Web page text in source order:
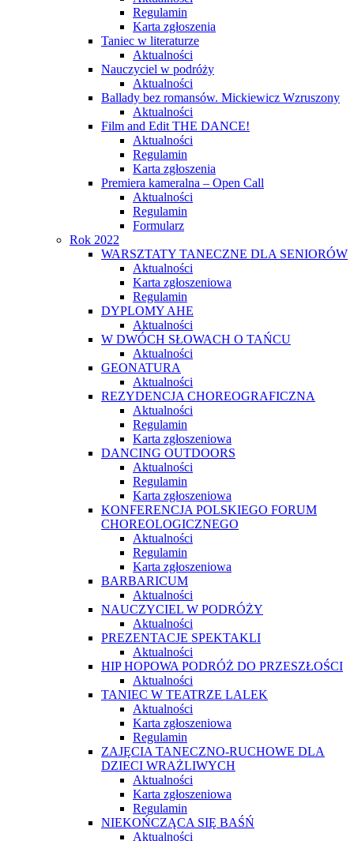
Regulamin
Karta zgłoszenia
Taniec w literaturze
Aktualności
Nauczyciel w podróży
Aktualności
Ballady bez romansów. Mickiewicz Wzruszony
Aktualności
Film and Edit THE DANCE!
Aktualności
Regulamin
Karta zgłoszenia
Premiera kameralna – Open Call
Aktualności
Regulamin
Formularz
Rok 2022
WARSZTATY TANECZNE DLA SENIORÓW
Aktualności
Karta zgłoszeniowa
Regulamin
DYPLOMY AHE
Aktualności
W DWÓCH SŁOWACH O TAŃCU
Aktualności
GEONATURA
Aktualności
REZYDENCJA CHOREOGRAFICZNA
Aktualności
Regulamin
Karta zgłoszeniowa
DANCING OUTDOORS
Aktualności
Regulamin
Karta zgłoszeniowa
KONFERENCJA POLSKIEGO FORUM
CHOREOLOGICZNEGO
Aktualności
Regulamin
Karta zgłoszeniowa
BARBARICUM
Aktualności
NAUCZYCIEL W PODRÓŻY
Aktualności
PREZENTACJE SPEKTAKLI
Aktualności
HIP HOPOWA PODRÓŻ DO PRZESZŁOŚCI
Aktualności
TANIEC W TEATRZE LALEK
Aktualności
Karta zgłoszeniowa
Regulamin
ZAJĘCIA TANECZNO-RUCHOWE DLA
DZIECI WRAŻLIWYCH
Aktualności
Karta zgłoszeniowa
Regulamin
NIEKOŃCZĄCA SIĘ BAŚŃ
Aktualności